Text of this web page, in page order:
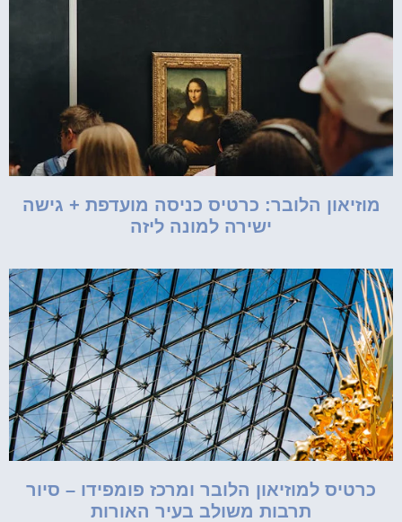
מוזיאון הלובר: כרטיס כניסה מועדפת + גישה
ישירה למונה ליזה
כרטיס למוזיאון הלובר ומרכז פומפידו – סיור
תרבות משולב בעיר האורות